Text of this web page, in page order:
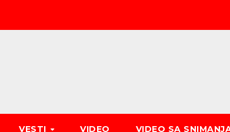
VESTI VIDEO VIDEO SA